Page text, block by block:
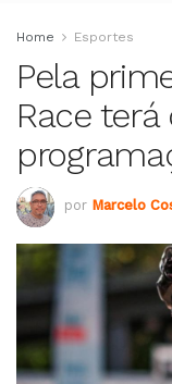
Home Esportes
Pela
Race
por Marcelo